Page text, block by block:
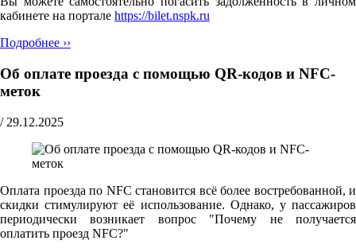
кабинете на портале https://bilet.nspk.ru
Подробнее ››
Об оплате проезда с помощью QR-кодов и NFC-
меток
/ 29.12.2025
Оплата проезда по NFC становится всё более востребованной, и
скидки стимулируют её использование. Однако, у пассажиров
периодически возникает вопрос "Почему не получается
оплатить проезд NFC?"